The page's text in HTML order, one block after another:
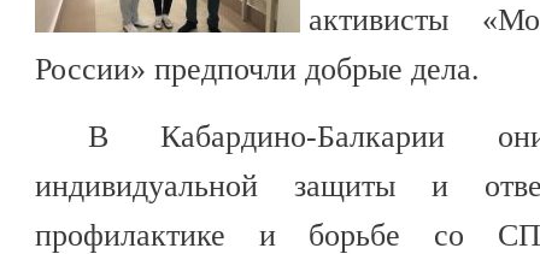
активисты
России» предпочли добрые дела.
В Кабардино-Балкарии
индивидуальной защиты и
профилактике и борьбе со